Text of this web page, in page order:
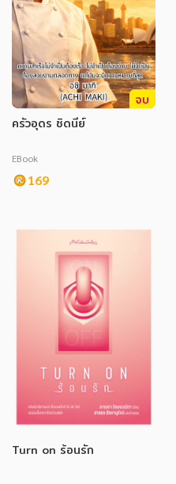
สตร์
จบ
ครัวอุดร ซิดนีย์
EBook
169
Turn on ร้อนรัก